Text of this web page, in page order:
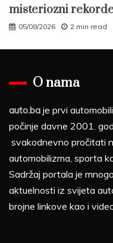
misteriozni
05/08/2026 2 min read
O nama
auto.ba je prvi
počinje davne 2001.
svakodnevno pročitati
automobilizma, sporta
Sadržaj portala je
aktuelnosti iz svijeta
brojne linkove kao i